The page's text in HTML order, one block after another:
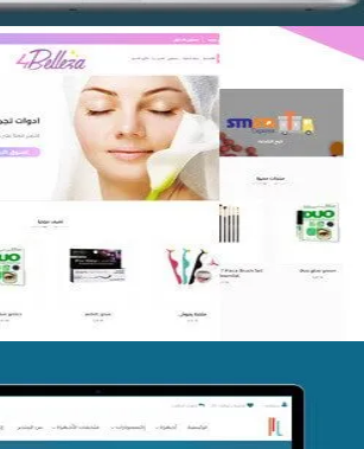
اعادة تصميم متجر
التفاصيل